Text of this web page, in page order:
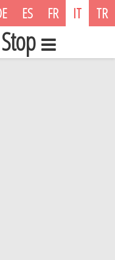
ES FR IT TR